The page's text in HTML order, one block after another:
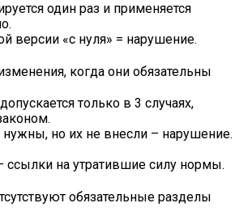
один раз и применяется
версии «с нуля» = нарушение.
когда они обязательны
только в 3 случаях,
нужны, но их не внесли – нарушение.
ссылки на утратившие силу нормы.
обязательные разделы